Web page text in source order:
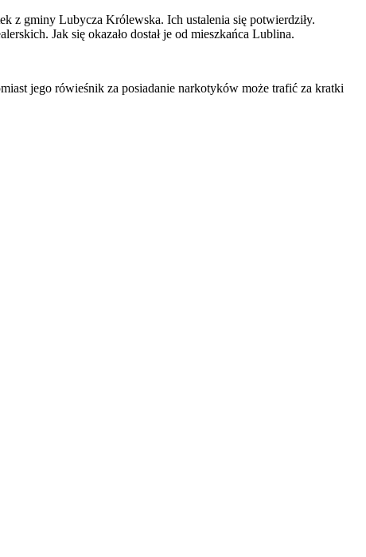
z gminy Lubycza Królewska. Ich ustalenia się potwierdziły.
Jak się okazało dostał je od mieszkańca Lublina.
jego rówieśnik za posiadanie narkotyków może trafić za kratki